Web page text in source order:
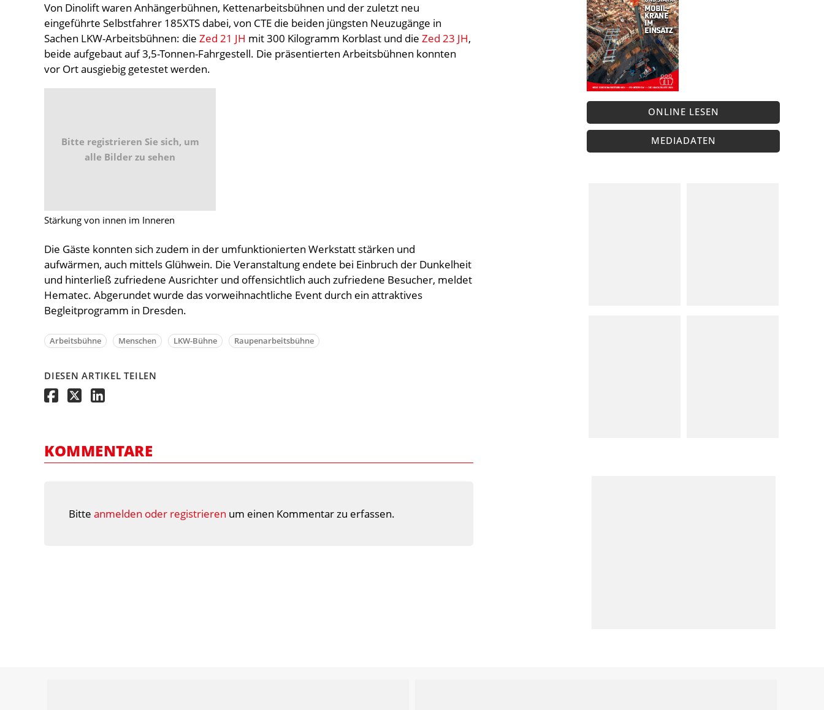
Von Dinolift waren Anhängerbühnen, Kettenarbeitsbühnen und der zuletzt neu
eingeführte Selbstfahrer 185XTS dabei, von CTE die beiden jüngsten Neuzugänge in
Sachen LKW-Arbeitsbühnen: die Zed 21 JH mit 300 Kilogramm Korblast und die Zed 23 JH,
beide aufgebaut auf 3,5-Tonnen-Fahrgestell. Die präsentierten Arbeitsbühnen konnten
vor Ort ausgiebig getestet werden.
Bitte registrieren Sie sich, um
alle Bilder zu sehen
Stärkung von innen im Inneren
Die Gäste konnten sich zudem in der umfunktionierten Werkstatt stärken und
aufwärmen, auch mittels Glühwein. Die Veranstaltung endete bei Einbruch der Dunkelheit
und hinterließ zufriedene Ausrichter und offensichtlich auch zufriedene Besucher, meldet
Hematec. Abgerundet wurde das vorweihnachtliche Event durch ein attraktives
Begleitprogramm in Dresden.
Arbeitsbühne Menschen LKW-Bühne Raupenarbeitsbühne
DIESEN ARTIKEL TEILEN
KOMMENTARE
Bitte anmelden oder registrieren um einen Kommentar zu erfassen.
ONLINE LESEN
MEDIADATEN